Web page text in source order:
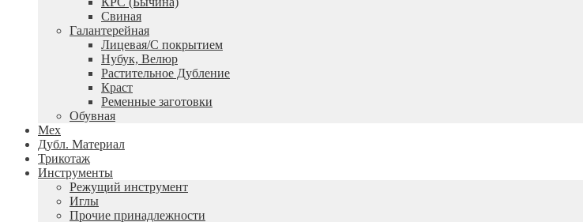
Свиная
Галантерейная
Лицевая/С покрытием
Нубук, Велюр
Растительное Дубление
Краст
Ременные заготовки
Обувная
Мех
Дубл. Материал
Трикотаж
Инструменты
Режущий инструмент
Иглы
Прочие принадлежности